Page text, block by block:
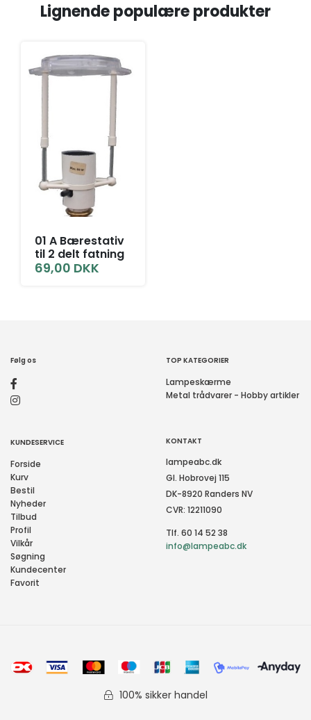
Lignende populære produkter
01 A Bærestativ
til 2 delt fatning
69,00 DKK
Følg os TOP KATEGORIER
Lampeskærme
Metal trådvarer - Hobby artikler
KUNDESERVICE
Forside
Kurv
Bestil
Nyheder
Tilbud
Profil
Vilkår
Søgning
Kundecenter
Favorit
KONTAKT
lampeabc.dk
Gl. Hobrovej 115
DK-8920 Randers NV
CVR: 12211090
Tlf. 60 14 52 38
info@lampeabc.dk
100% sikker handel